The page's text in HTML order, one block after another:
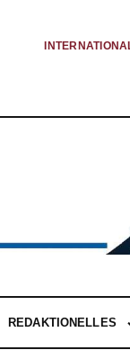
REDAKTIONELLES